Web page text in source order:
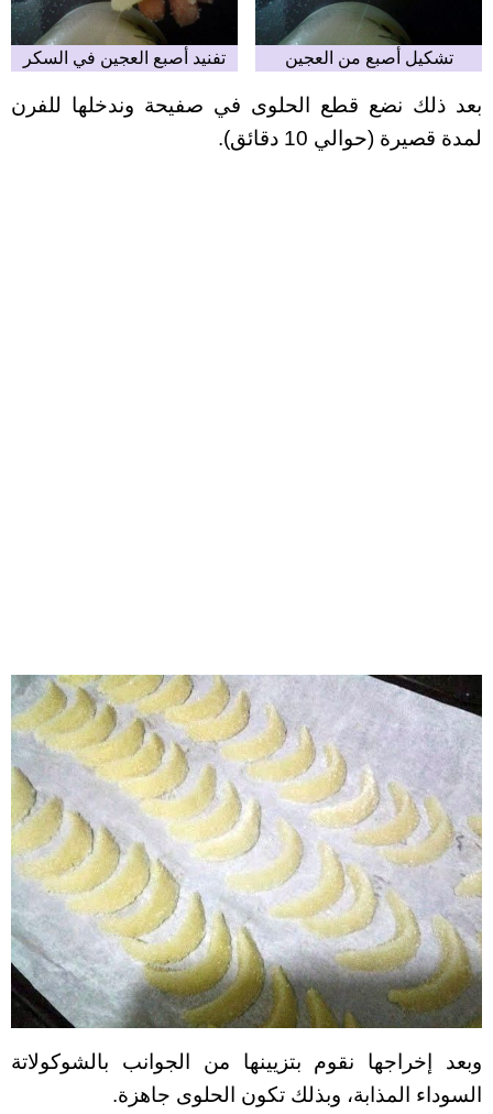
تشكيل أصبع من العجين تفنيد أصبع العجين في السكر
بعد ذلك نضع قطع الحلوى في صفيحة وندخلها للفرن
لمدة قصيرة (حوالي 10 دقائق).
وبعد إخراجها نقوم بتزيينها من الجوانب بالشوكولاتة
السوداء المذابة، وبذلك تكون الحلوى جاهزة.